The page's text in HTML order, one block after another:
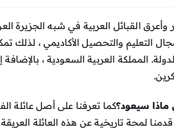
القبائل العربية في شبه الجزيرة
التعليم والتحصيل الأكاديمي ، لذلك
المملكة العربية السعودية ،
ماذا سيعود؟كما تعرفنا على أصل عائلة
قدمنا ​​لمحة تاريخية عن هذه العائلة